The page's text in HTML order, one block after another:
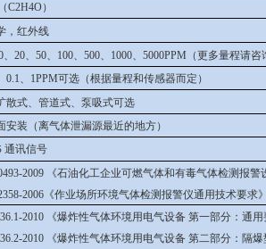
（C2H4O）
，红外线
、20、50、100、500、1000、5000PPM（更多量程请咨
0.1、1PPM可选（根据量程和传感器而定）
散式、管道式、泵吸式可选
安装（离气体泄漏源最近的地方）
通讯信号
2009
《石油化工企业可燃气体和有毒气体检测报警
2006《作业场所环境气体检测报警仪通用技术要求
2010
《爆炸性气体环境用电气设备 第一部分：通
2010
《爆炸性气体环境用电气设备 第二部分：隔爆